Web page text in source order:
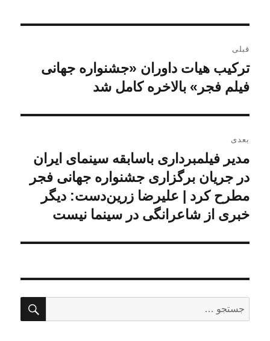
نوشته
قبلی
نوشته
قبلی:
ترکیب هیات داوران «جشنواره جهانی
فیلم فجر» بالاخره کامل شد
بعدی
نوشته
بعدی:
مدیر فیلمبرداری باسابقه سینمای ایران
در جریان برگزاری جشنواره جهانی فجر
مطرح کرد | علیرضا زرین‌دست: دیگر
خبری از شاعرانگی در سینما نیست
جستجو
برای: